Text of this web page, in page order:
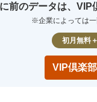
－
前のデータは、VIP
※企業によっては一
初月無料
VIP倶楽